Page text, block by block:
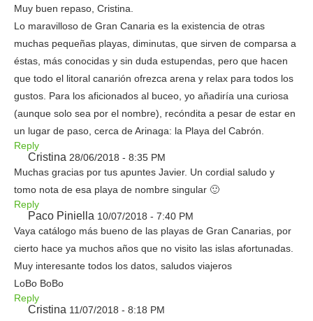
Muy buen repaso, Cristina.
Lo maravilloso de Gran Canaria es la existencia de otras
muchas pequeñas playas, diminutas, que sirven de comparsa a
éstas, más conocidas y sin duda estupendas, pero que hacen
que todo el litoral canarión ofrezca arena y relax para todos los
gustos. Para los aficionados al buceo, yo añadiría una curiosa
(aunque solo sea por el nombre), recóndita a pesar de estar en
un lugar de paso, cerca de Arinaga: la Playa del Cabrón.
Reply
Cristina 28/06/2018 - 8:35 PM
Muchas gracias por tus apuntes Javier. Un cordial saludo y
tomo nota de esa playa de nombre singular 🙂
Reply
Paco Piniella 10/07/2018 - 7:40 PM
Vaya catálogo más bueno de las playas de Gran Canarias, por
cierto hace ya muchos años que no visito las islas afortunadas.
Muy interesante todos los datos, saludos viajeros
LoBo BoBo
Reply
Cristina 11/07/2018 - 8:18 PM